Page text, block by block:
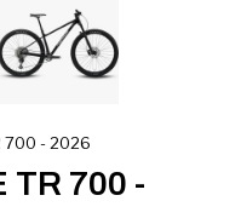
700 - 2026
TR 700 -